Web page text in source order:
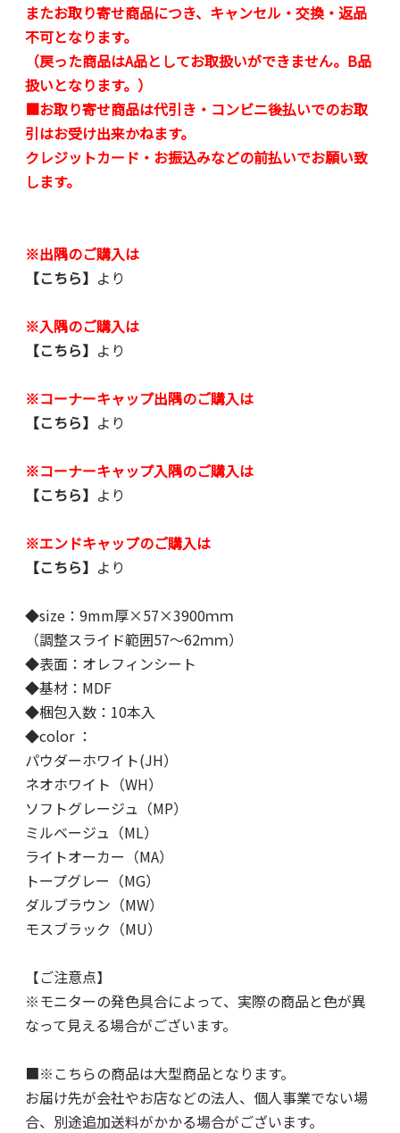
またお取り寄せ商品につき、キャンセル・交換・返品
不可となります。
（戻った商品はA品としてお取扱いができません。B品
扱いとなります。）
■お取り寄せ商品は代引き・コンビニ後払いでのお取
引はお受け出来かねます。
クレジットカード・お振込みなどの前払いでお願い致
します。
※出隅のご購入は
【こちら】 より
※入隅のご購入は
【こちら】 より
※コーナーキャップ出隅のご購入は
【こちら】 より
※コーナーキャップ入隅のご購入は
【こちら】 より
※エンドキャップのご購入は
【こちら】 より
◆size：9mm厚×57×3900ｍｍ
（調整スライド範囲57～62ｍｍ）
◆表面：オレフィンシート
◆基材：MDF
◆梱包入数：10本入
◆color ：
パウダーホワイト(JH）
ネオホワイト（WH）
ソフトグレージュ（MP）
ミルベージュ（ML）
ライトオーカー（MA）
トープグレー（MG）
ダルブラウン（MW）
モスブラック（MU）
【ご注意点】
※モニターの発色具合によって、実際の商品と色が異
なって見える場合がございます。
■※こちらの商品は大型商品となります。
お届け先が会社やお店などの法人、個人事業でない場
合、別途追加送料がかかる場合がございます。